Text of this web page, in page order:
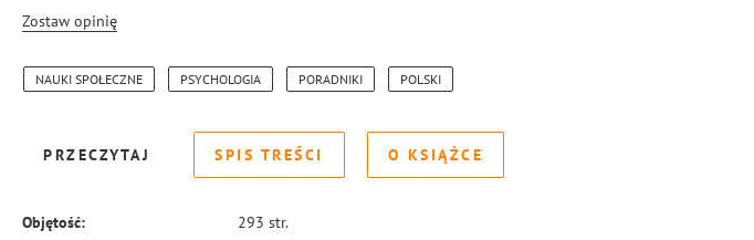
Zostaw opinię
NAUKI SPOŁECZNE PSYCHOLOGIA PORADNIKI POLSKI
PRZECZYTAJ SPIS TREŚCI O KSIĄŻCE
Objętość: 293 str.